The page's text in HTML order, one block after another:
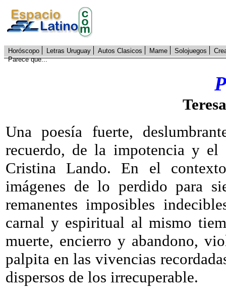
Horóscopo Letras Uruguay Autos Clasicos Mame Solojuegos
Parece que...
Una poesía fuerte,
recuerdo, de la impotencia y el
Cristina Lando. En el
imágenes de lo perdido para
remanentes imposibles
carnal y espiritual al mismo
muerte, encierro y abandono,
palpita en las vivencias
dispersos de los irrecuperable.